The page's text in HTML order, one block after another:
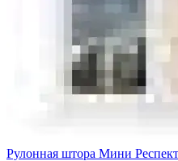
Рулонная штора Мини